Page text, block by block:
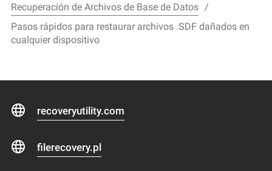
Recuperación de Archivos de Base de Datos
Pasos rápidos para restaurar archivos .SDF dañados en
cualquier dispositivo
recoveryutility.com
filerecovery.pl